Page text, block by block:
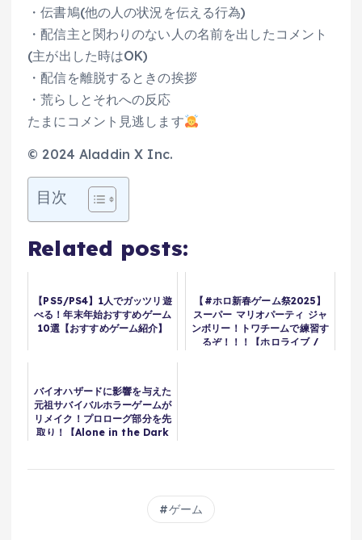
・伝書鳩(他の人の状況を伝える行為)
・配信主と関わりのない人の名前を出したコメント
(主が出した時はOK)
・配信を離脱するときの挨拶
・荒らしとそれへの反応
たまにコメント見逃します
©︎ 2024 Aladdin X Inc.
目次
Related posts:
【PS5/PS4】1人でガッツリ遊
べる！年末年始おすすめゲーム
10選【おすすめゲーム紹介】
【#ホロ新春ゲーム祭2025】
スーパー マリオパーティ ジャ
ンボリー！トワチームで練習す
るぞ！！！【ホロライブ /
バイオハザードに影響を与えた
元祖サバイバルホラーゲームが
リメイク！プロローグ部分を先
取り！【Alone in the Dark
ゲーム